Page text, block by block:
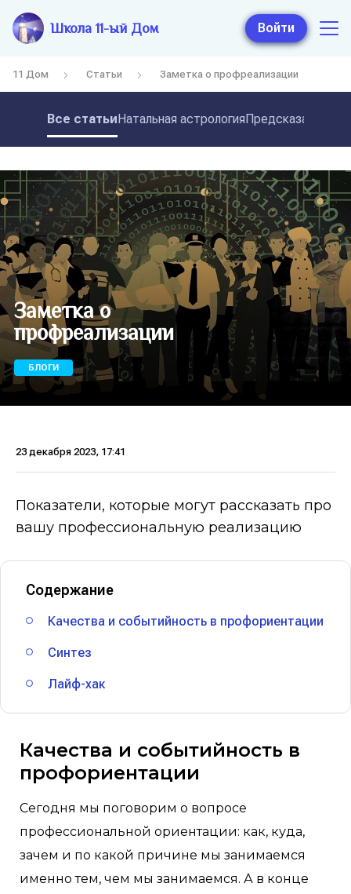
Школа 11-ый Дом Войти
11 Дом Статьи Заметка о профреализации
Все статьиНатальная астрология
Заметка о
профреализации
БЛОГИ
23 декабря 2023, 17:41
Показатели, которые могут рассказать про
вашу профессиональную реализацию
Содержание
Качества и событийность в профориентации
Синтез
Лайф-хак
Качества и событийность в
профориентации
Сегодня мы поговорим о вопросе
профессиональной ориентации: как, куда,
зачем и по какой причине мы занимаемся
именно тем, чем мы занимаемся. А в конце